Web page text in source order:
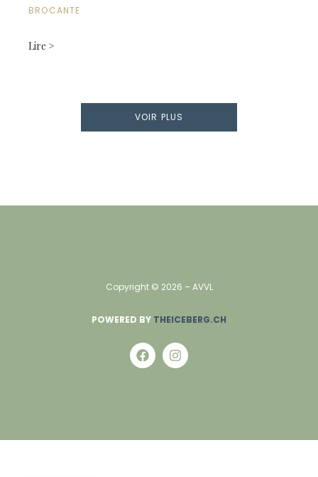
BROCANTE
Lire >
VOIR PLUS
Copyright © 2026 – AVVL
POWERED BY THEICEBERG.CH